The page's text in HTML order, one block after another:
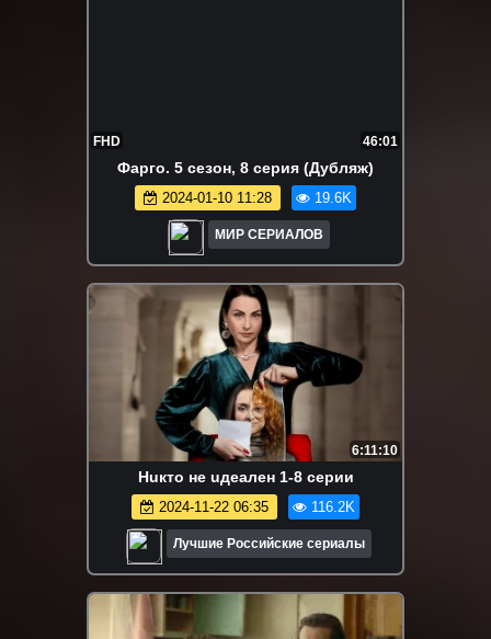
FHD 46:01
Фарго. 5 сезон, 8 серия (Дубляж)
2024-01-10 11:28 19.6K
МИР СЕРИАЛОВ
6:11:10
Huктo нe uдeaлeн 1-8 серии
2024-11-22 06:35 116.2K
Лучшие Российские сериалы